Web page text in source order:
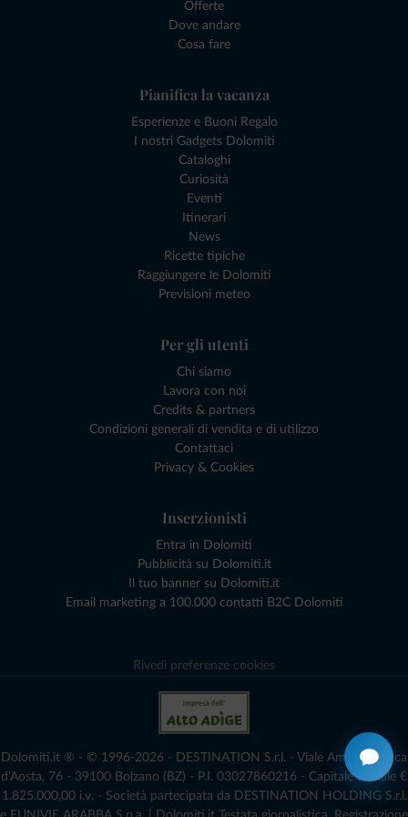
Offerte
Dove andare
Cosa fare
Pianifica la vacanza
Esperienze e Buoni Regalo
I nostri Gadgets Dolomiti
Cataloghi
Curiosità
Eventi
Itinerari
News
Ricette tipiche
Raggiungere le Dolomiti
Previsioni meteo
Per gli utenti
Chi siamo
Lavora con noi
Credits & partners
Condizioni generali di vendita e di utilizzo
Contattaci
Privacy & Cookies
Inserzionisti
Entra in Dolomiti
Pubblicità su Dolomiti.it
Il tuo banner su Dolomiti.it
Email marketing a 100.000 contatti B2C Dolomiti
Rivedi preferenze cookies
Dolomiti.it ® - © 1996-2026 - DESTINATION S.r.l. - Viale Amedeo Duca
d'Aosta, 76 - 39100 Bolzano (BZ) - P.I. 03027860216 - Capitale Sociale €
1.825.000,00 i.v. - Società partecipata da DESTINATION HOLDING S.r.l.